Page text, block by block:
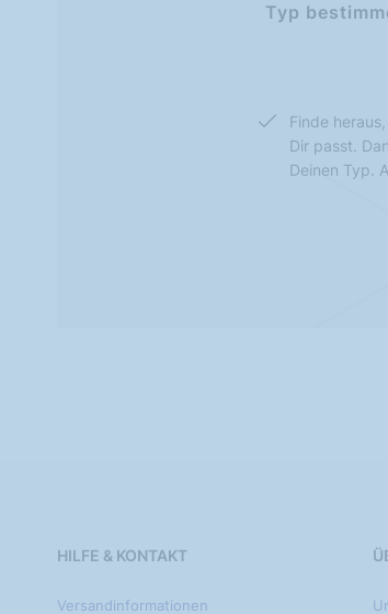
Typ
Finde
Dir passt.
Deinen Typ.
HILFE & KONTAKT
Versandinformationen